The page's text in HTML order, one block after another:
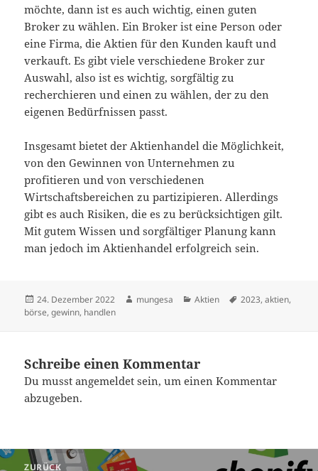
möchte, dann ist es auch wichtig, einen guten
Broker zu wählen. Ein Broker ist eine Person oder
eine Firma, die Aktien für den Kunden kauft und
verkauft. Es gibt viele verschiedene Broker zur
Auswahl, also ist es wichtig, sorgfältig zu
recherchieren und einen zu wählen, der zu den
eigenen Bedürfnissen passt.
Insgesamt bietet der Aktienhandel die Möglichkeit,
von den Gewinnen von Unternehmen zu
profitieren und von verschiedenen
Wirtschaftsbereichen zu partizipieren. Allerdings
gibt es auch Risiken, die es zu berücksichtigen gilt.
Mit gutem Wissen und sorgfältiger Planung kann
man jedoch im Aktienhandel erfolgreich sein.
Veröffentlicht
am
24. Dezember 2022 Autor
mungesa Kategorien
Aktien Schlagwörter
2023,aktien,
börse,gewinn, handlen
Schreibe einen Kommentar
Du musstangemeldet sein, um einen Kommentar
abzugeben.
Beitragsnavigation
ZURÜCK